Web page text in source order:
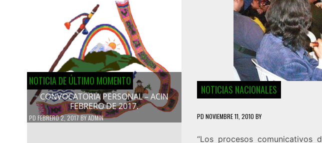
NOTICIA DE ÚLTIMO MOMENTO
CONVOCATORIA PERSONAL – ACIN
FEBRERO DE 2017.
PD FEBRERO 2, 2017BYADMIN
NOTICIAS NACIONALES
PD NOVIEMBRE 11, 2010 BY
“Los procesos comunicativos